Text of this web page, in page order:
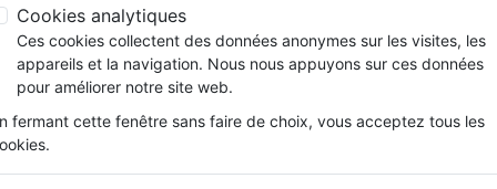
Nouveautés
Testaments
Etude biblique
Segond
Darby
Bandes dessinées
Souffrance, Relation d'aide
Ethique, société, politique
ans
Adolescents, jeunes
Latino, Folk
Soul
Rap, Hip-hop
Louange, Adoration
Pop, Rock
animés
conférences
Films, fiction
Jeux
Papeterie
depuis votre pays (United States).
croyances (L')
Cookies analytiques
Ces cookies collectent des données anonymes sur les visites, les
appareils et la navigation. Nous nous appuyons sur ces données
pour améliorer notre site web.
fermant cette fenêtre sans faire de choix, vous acceptez tous les